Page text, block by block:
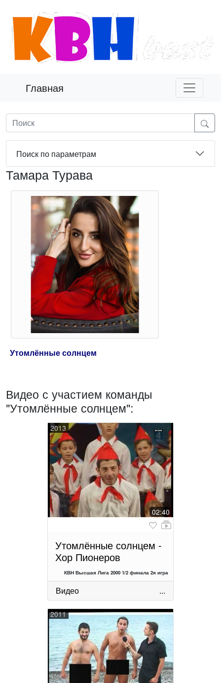
Главная
Поиск по параметрам
Тамара Турава
Утомлённые солнцем
Видео с участием команды
"Утомлённые солнцем":
2013
02:40
Утомлённые солнцем -
Хор Пионеров
КВН Высшая Лига 2000 1/2 финала 2я игра
Видео ...
2011